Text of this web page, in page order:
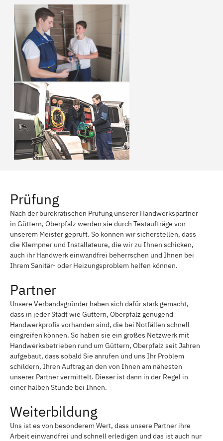
Prüfung
Nach der bürokratischen Prüfung unserer Handwerkspartner
in Güttern, Oberpfalz werden sie durch Testaufträge von
unserem Meister geprüft. So können wir sicherstellen, dass
die Klempner und Installateure, die wir zu Ihnen schicken,
auch ihr Handwerk einwandfrei beherrschen und Ihnen bei
Ihrem Sanitär- oder Heizungsproblem helfen können.
Partner
Unsere Verbandsgründer haben sich dafür stark gemacht,
dass in jeder Stadt wie Güttern, Oberpfalz genügend
Handwerkprofis vorhanden sind, die bei Notfällen schnell
eingreifen können. So haben sie ein großes Netzwerk mit
Handwerksbetrieben rund um Güttern, Oberpfalz seit Jahren
aufgebaut, dass sobald Sie anrufen und uns Ihr Problem
schildern, Ihren Auftrag an den von Ihnen am nähesten
unserer Partner vermittelt. Dieser ist dann in der Regel in
einer halben Stunde bei Ihnen.
Weiterbildung
Uns ist es von besonderem Wert, dass unsere Partner ihre
Arbeit einwandfrei und schnell erledigen und das ist auch nur